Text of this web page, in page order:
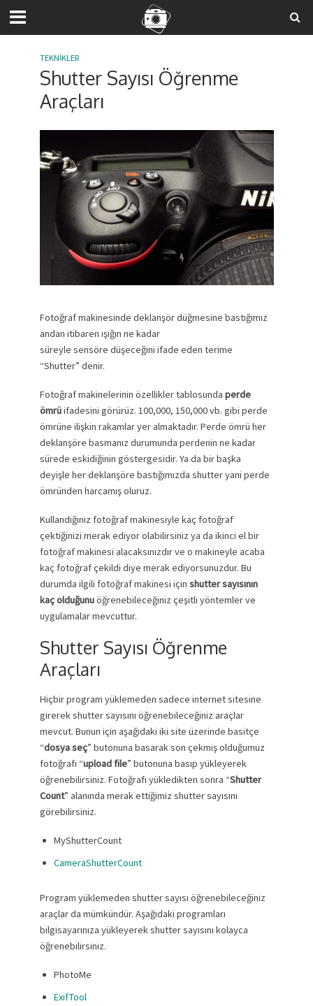
TEKNIKLER
Shutter Sayısı Öğrenme
Araçları
Fotoğraf makinesinde deklanşör düğmesine bastığımız
andan itibaren ışığın ne kadar
süreyle sensöre düşeceğini ifade eden terime
“Shutter” denir.
Fotoğraf makinelerinin özellikler tablosunda perde
ömrüifadesini görürüz. 100,000, 150,000 vb. gibi perde
ömrüne ilişkin rakamlar yer almaktadır. Perde ömrü her
deklanşöre basmanız durumunda perdenin ne kadar
sürede eskidiğinin göstergesidir. Ya da bir başka
deyişle her deklanşöre bastığımızda shutter yani perde
ömründen harcamış oluruz.
Kullandığınız fotoğraf makinesiyle kaç fotoğraf
çektiğinizi merak ediyor olabilirsiniz ya da ikinci el bir
fotoğraf makinesi alacaksınızdır ve o makineyle acaba
kaç fotoğraf çekildi diye merak ediyorsunuzdur. Bu
durumda ilgili fotoğraf makinesi için shutter sayısının
kaç olduğunuöğrenebileceğiniz çeşitli yöntemler ve
uygulamalar mevcuttur.
Shutter Sayısı Öğrenme
Araçları
Hiçbir program yüklemeden sadece internet sitesine
girerek shutter sayısını öğrenebileceğiniz araçlar
mevcut. Bunun için aşağıdaki iki site üzerinde basitçe
“dosya seç” butonuna basarak son çekmiş olduğumuz
fotoğrafı “upload file” butonuna basıp yükleyerek
öğrenebilirsiniz. Fotoğrafı yükledikten sonra “Shutter
Count” alanında merak ettiğimiz shutter sayısını
görebilirsiniz.
MyShutterCount
CameraShutterCount
Program yüklemeden shutter sayısı öğrenebileceğiniz
araçlar da mümkündür. Aşağıdaki programları
bilgisayarınıza yükleyerek shutter sayısını kolayca
öğrenebilirsiniz.
PhotoMe
ExifTool